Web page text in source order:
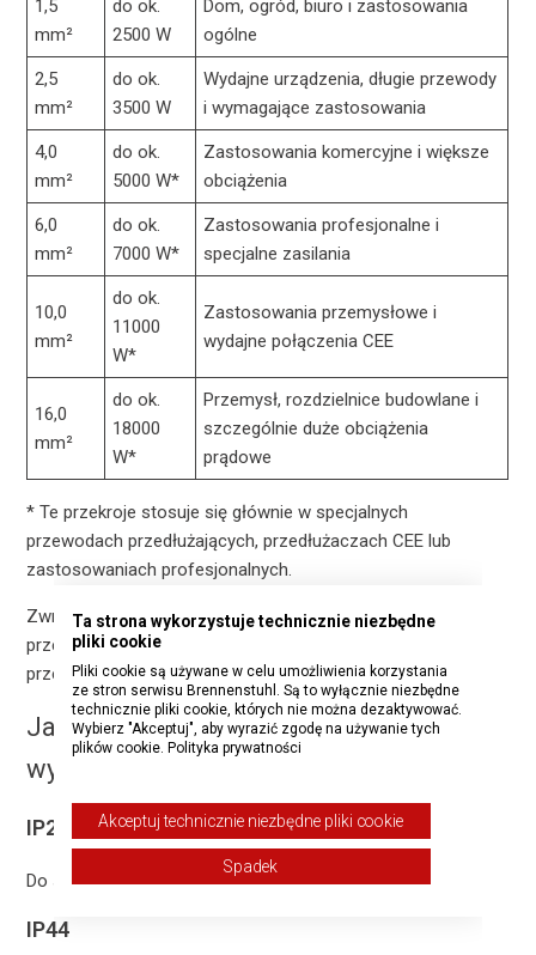
1,5
mm²
do ok.
2500 W
Dom, ogród, biuro i zastosowania
ogólne
2,5
mm²
do ok.
3500 W
Wydajne urządzenia, długie przewody
i wymagające zastosowania
4,0
mm²
do ok.
5000 W*
Zastosowania komercyjne i większe
obciążenia
6,0
mm²
do ok.
7000 W*
Zastosowania profesjonalne i
specjalne zasilania
10,0
mm²
do ok.
11000
W*
Zastosowania przemysłowe i
wydajne połączenia CEE
16,0
mm²
do ok.
18000
W*
Przemysł, rozdzielnice budowlane i
szczególnie duże obciążenia
prądowe
* Te przekroje stosuje się głównie w specjalnych
przewodach przedłużających, przedłużaczach CEE lub
zastosowaniach profesjonalnych.
Zwróć szczególną uwagę na odpowiednio duży przekrój
przewodu w przypadku wydajnych urządzeń i dłuższych
przedłużaczy.
Jaką klasę ochrony powinienem
wybrać?
IP20
Do suchych pomieszczeń wewnętrznych.
IP44
Ta strona wykorzystuje technicznie niezbędne
pliki cookie
Pliki cookie są używane w celu umożliwienia korzystania
ze stron serwisu Brennenstuhl. Są to wyłącznie niezbędne
technicznie pliki cookie, których nie można dezaktywować.
Wybierz "Akceptuj", aby wyrazić zgodę na używanie tych
plików cookie. Polityka prywatności
Akceptuj technicznie niezbędne pliki cookie
Spadek